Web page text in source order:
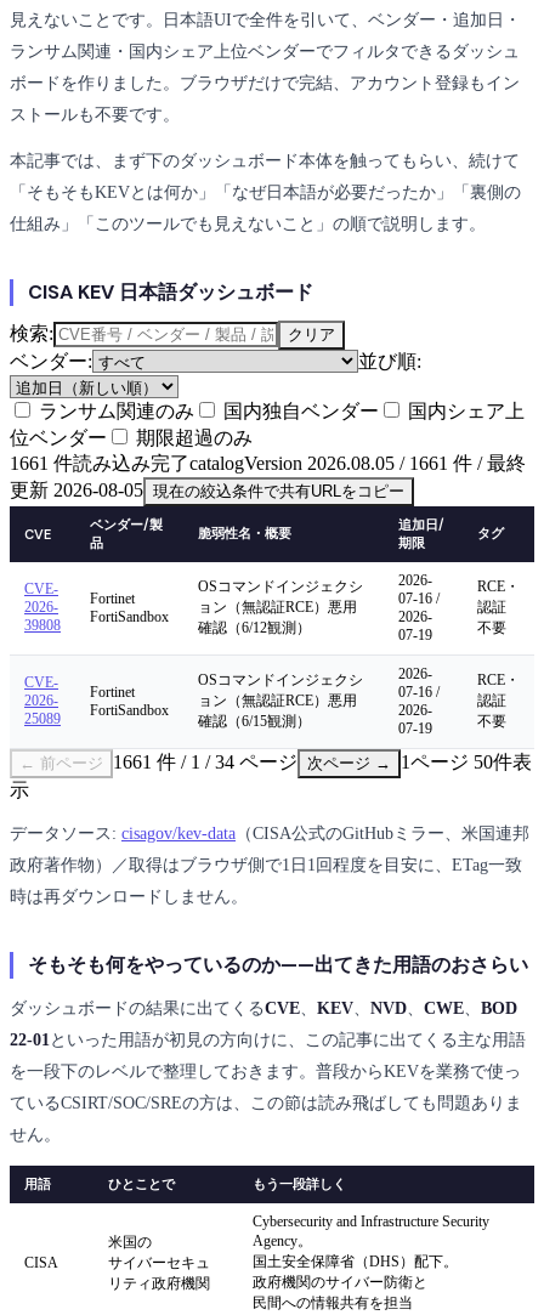
見えないことです。日本語UIで全件を引いて、ベンダー・追加日・
ランサム関連・国内シェア上位ベンダーでフィルタできるダッシュ
ボードを作りました。ブラウザだけで完結、アカウント登録もイン
ストールも不要です。
本記事では、まず下のダッシュボード本体を触ってもらい、続けて
「そもそもKEVとは何か」「なぜ日本語が必要だったか」「裏側の
仕組み」「このツールでも見えないこと」の順で説明します。
CISA KEV 日本語ダッシュボード
検索: クリア
ベンダー: 並び順:
ランサム関連のみ 国内独自ベンダー
国内シェア上
位ベンダー
期限超過のみ
1661 件読み込み完了catalogVersion 2026.08.05 / 1661 件 / 最終
更新 2026-08-05 現在の絞込条件で共有URLをコピー
CVE
ベンダー/製
品
脆弱性名・概要
追加日/
期限
タグ
CVE-
2026-
39808
Fortinet
FortiSandbox
OSコマンドインジェクシ
ョン（無認証RCE）悪用
確認（6/12観測）
2026-
07-16 /
2026-
07-19
RCE・
認証
不要
CVE-
2026-
25089
Fortinet
FortiSandbox
OSコマンドインジェクシ
ョン（無認証RCE）悪用
確認（6/15観測）
2026-
07-16 /
2026-
07-19
RCE・
認証
不要
← 前ページ 1661 件 / 1 / 34 ページ 次ページ →
1ページ 50件表
示
データソース: cisagov/kev-data （CISA公式のGitHubミラー、米国連邦
政府著作物）／取得はブラウザ側で1日1回程度を目安に、ETag一致
時は再ダウンロードしません。
そもそも何をやっているのか——出てきた用語のおさらい
ダッシュボードの結果に出てくるCVE KEV NVD CWE
BOD
22-01 といった用語が初見の方向けに、この記事に出てくる主な用語
を一段下のレベルで整理しておきます。普段からKEVを業務で使っ
ているCSIRT/SOC/SREの方は、この節は読み飛ばしても問題ありま
せん。
用語 ひとことで もう一段詳しく
CISA
米国の
サイバーセキュ
リティ政府機関
Cybersecurity and Infrastructure Security
Agency。
国土安全保障省（DHS）配下。
政府機関のサイバー防衛と
民間への情報共有を担当